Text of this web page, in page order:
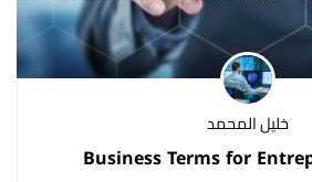
خليل المحمد
Business Terms for